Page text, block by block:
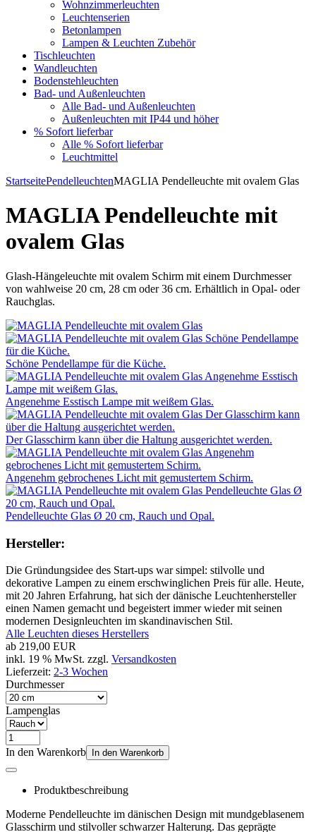
Wohnzimmerleuchten
Leuchtenserien
Betonlampen
Lampen & Leuchten Zubehör
Tischleuchten
Wandleuchten
Bodenstehleuchten
Bad- und Außenleuchten
Alle Bad- und Außenleuchten
Außenleuchten mit IP44 und höher
% Sofort lieferbar
Alle % Sofort lieferbar
Leuchtmittel
StartseitePendelleuchtenMAGLIA Pendelleuchte mit ovalem Glas
MAGLIA Pendelleuchte mit
ovalem Glas
Glash-Hängeleuchte mit ovalem Schirm mit einem Durchmesser
von wahlweise 20 cm, 28 cm oder 36 cm. Erhältlich in Opal- oder
Rauchglas.
Schöne Pendellampe für die Küche.
Angenehme Esstisch Lampe mit weißem Glas.
Der Glasschirm kann über die Haltung ausgerichtet werden.
Angenehm gebrochenes Licht mit gemustertem Schirm.
Pendelleuchte Glas Ø 20 cm, Rauch und Opal.
Hersteller:
Die Gründungsidee des Start-ups war simpel: stilvolle und
dekorative Lampen zu einem erschwinglichen Preis für alle. Heute,
mit 20 Jahren Erfahrung, hat sich der dänische Leuchtenhersteller
einen Namen gemacht und begeistert immer wieder mit seinen
modernen Designleuchten im skandinavischen Stil.
Alle Leuchten dieses Herstellers
ab 219,00 EUR
inkl. 19 % MwSt. zzgl. Versandkosten
Lieferzeit: 2-3 Wochen
Durchmesser
Lampenglas
In den Warenkorb In den Warenkorb
Produktbeschreibung
Moderne Pendelleuchte im dänischen Design mit mundgeblasenem
Glasschirm und stilvoller schwarzer Halterung. Das geprägte